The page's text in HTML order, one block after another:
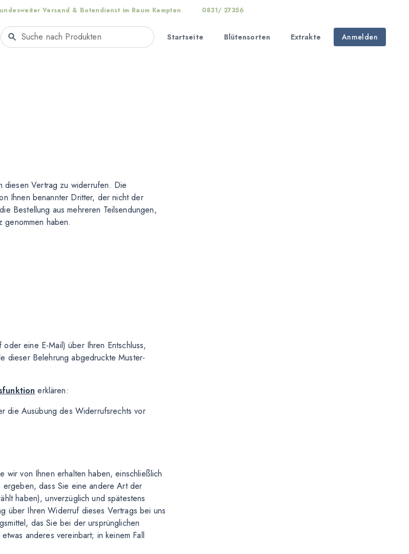
Versand & Botendienst im Raum Kempten 0831/ 27356
Startseite Blütensorten Extrakte Anmelden
diesen Vertrag zu widerrufen. Die
Ihnen benannter Dritter, der nicht der
Bestellung aus mehreren Teilsendungen,
genommen haben.
eine E-Mail) über Ihren Entschluss,
dieser Belehrung abgedruckte Muster-
erklären:
die Ausübung des Widerrufsrechts vor
wir von Ihnen erhalten haben, einschließlich
ergeben, dass Sie eine andere Art der
haben), unverzüglich und spätestens
über Ihren Widerruf dieses Vertrags bei uns
das Sie bei der ursprünglichen
anderes vereinbart; in keinem Fall